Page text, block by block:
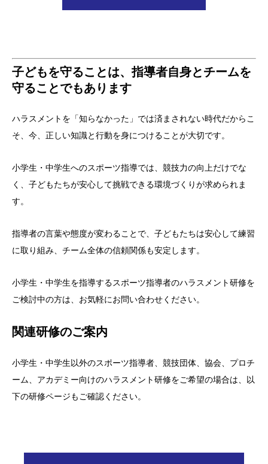
子どもを守ることは、指導者自身とチームを
守ることでもあります
ハラスメントを「知らなかった」では済まされない時代だからこ
そ、今、正しい知識と行動を身につけることが大切です。
小学生・中学生へのスポーツ指導では、競技力の向上だけでな
く、子どもたちが安心して挑戦できる環境づくりが求められま
す。
指導者の言葉や態度が変わることで、子どもたちは安心して練習
に取り組み、チーム全体の信頼関係も安定します。
小学生・中学生を指導するスポーツ指導者のハラスメント研修を
ご検討中の方は、お気軽にお問い合わせください。
関連研修のご案内
小学生・中学生以外のスポーツ指導者、競技団体、協会、プロチ
ーム、アカデミー向けのハラスメント研修をご希望の場合は、以
下の研修ページもご確認ください。